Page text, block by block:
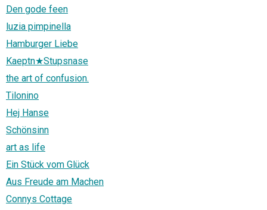
Den gode feen
luzia pimpinella
Hamburger Liebe
Kaeptn★Stupsnase
the art of confusion.
Tilonino
Hej Hanse
Schönsinn
art as life
Ein Stück vom Glück
Aus Freude am Machen
Connys Cottage